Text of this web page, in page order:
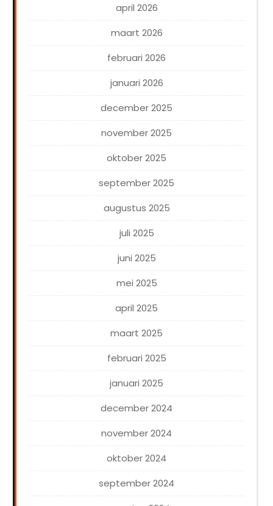
april 2026
maart 2026
februari 2026
januari 2026
december 2025
november 2025
oktober 2025
september 2025
augustus 2025
juli 2025
juni 2025
mei 2025
april 2025
maart 2025
februari 2025
januari 2025
december 2024
november 2024
oktober 2024
september 2024